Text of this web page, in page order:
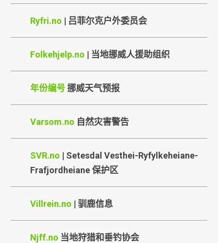
Ryfri.no | 吕菲尔克户外委员会
Folkehjelp.no | 当地挪威人援助组织
年份编号挪威天气预报
Varsom.no 自然灾害警告
SVR.no | Setesdal Vesthei-Ryfylkeheiane-
Frafjordheiane 保护区
Villrein.no | 驯鹿信息
Njff.no 当地狩猎和垂钓协会